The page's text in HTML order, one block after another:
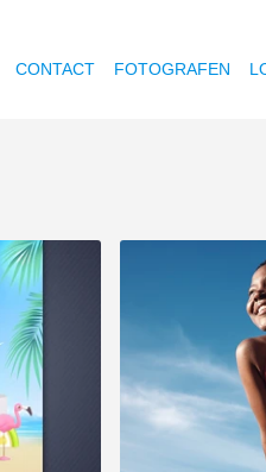
CONTACT FOTOGRAFEN